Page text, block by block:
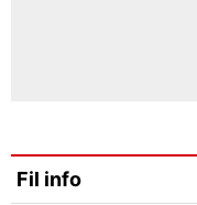
Fil info